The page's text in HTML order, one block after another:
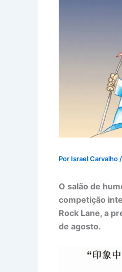
Por Israel Carvalho /
O salão de
competição
Rock Lane, a
de agosto.